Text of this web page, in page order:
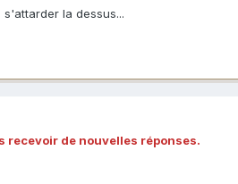
la dessus...
recevoir de nouvelles réponses.